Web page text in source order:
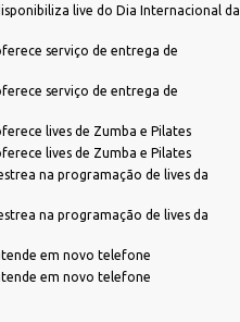
live do Dia Internacional da
serviço de entrega de
serviço de entrega de
lives de Zumba e Pilates
lives de Zumba e Pilates
na programação de lives da
na programação de lives da
em novo telefone
em novo telefone